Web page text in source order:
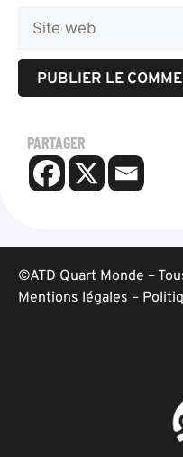
PARTAGER
©ATD Quart Monde –
Mentions légales –